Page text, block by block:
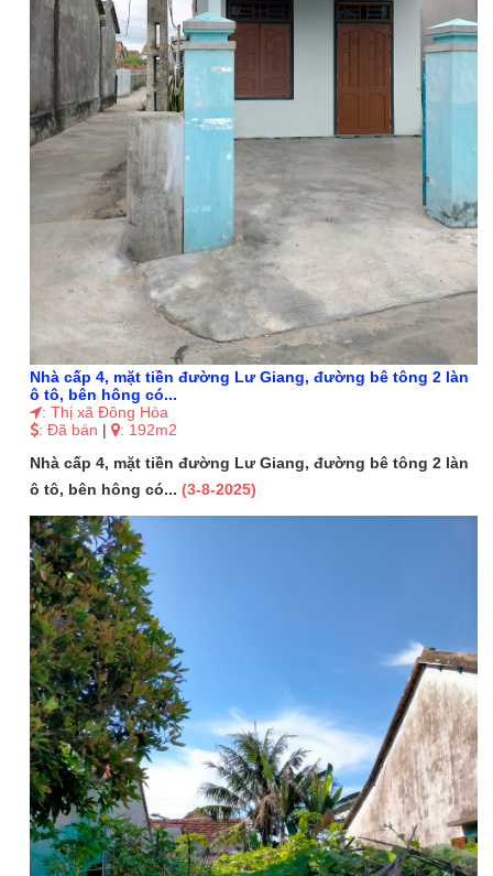
Nhà cấp 4, mặt tiền đường Lư Giang, đường bê tông 2 làn
ô tô, bên hông có...
: Thị xã Đông Hòa
: Đã bán | : 192m2
Nhà cấp 4, mặt tiền đường Lư Giang, đường bê tông 2 làn
ô tô, bên hông có...(3-8-2025)